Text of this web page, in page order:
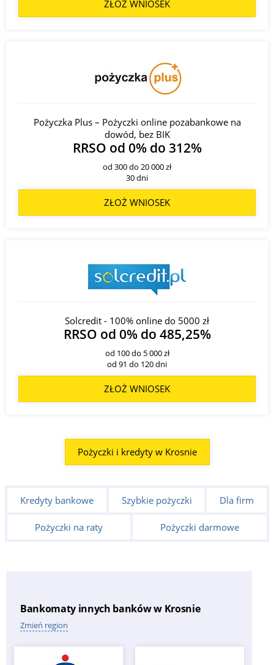
ZŁOŻ WNIOSEK
Pożyczka Plus – Pożyczki online pozabankowe na
dowód, bez BIK
RRSO od 0% do 312%
od 300 do 20 000 zł
30 dni
ZŁOŻ WNIOSEK
Solcredit - 100% online do 5000 zł
RRSO od 0% do 485,25%
od 100 do 5 000 zł
od 91 do 120 dni
ZŁOŻ WNIOSEK
Pożyczki i kredyty w Krosnie
Kredyty bankowe Szybkie pożyczki Dla firm
Pożyczki na raty Pożyczki darmowe
Bankomaty innych banków w Krosnie
Zmień region